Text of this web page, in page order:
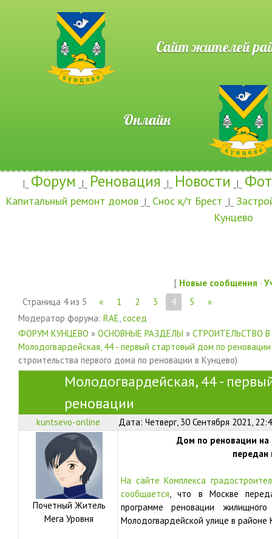
Сайт жителей
Онлайн
|_ Форум _|_ Реновация _|_ Новости _|_
Капитальный ремонт домов _|_ Снос к/т Брест _|_
Кунцево
[ Новые сообщения ·
Страница 4из 5 « 1 2 3 4 5
»
Модератор форума: RAE,сосед
ФОРУМ КУНЦЕВО » ОСНОВНЫЕ РАЗДЕЛЫ » СТРОИТЕЛЬСТВО
Молодогвардейская, 44 - первый стартовый дом по реновации
строительства первого дома по реновации в Кунцево)
Молодогвардейская, 44 -
реновации
kuntsevo-online Дата: Четверг, 30 Сентября 2021,
Почетный Житель
Мега Уровня
Дом по реновации
передан
На сайте Комплекса
сообщается, что в Москве
программе реновации
Молодогвардейской улице в районе